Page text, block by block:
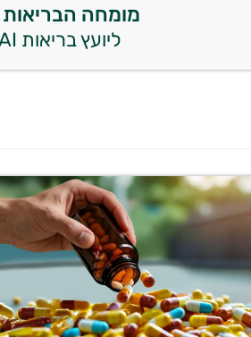
מומחה
ליועץ בריאות AI לחצו כאן